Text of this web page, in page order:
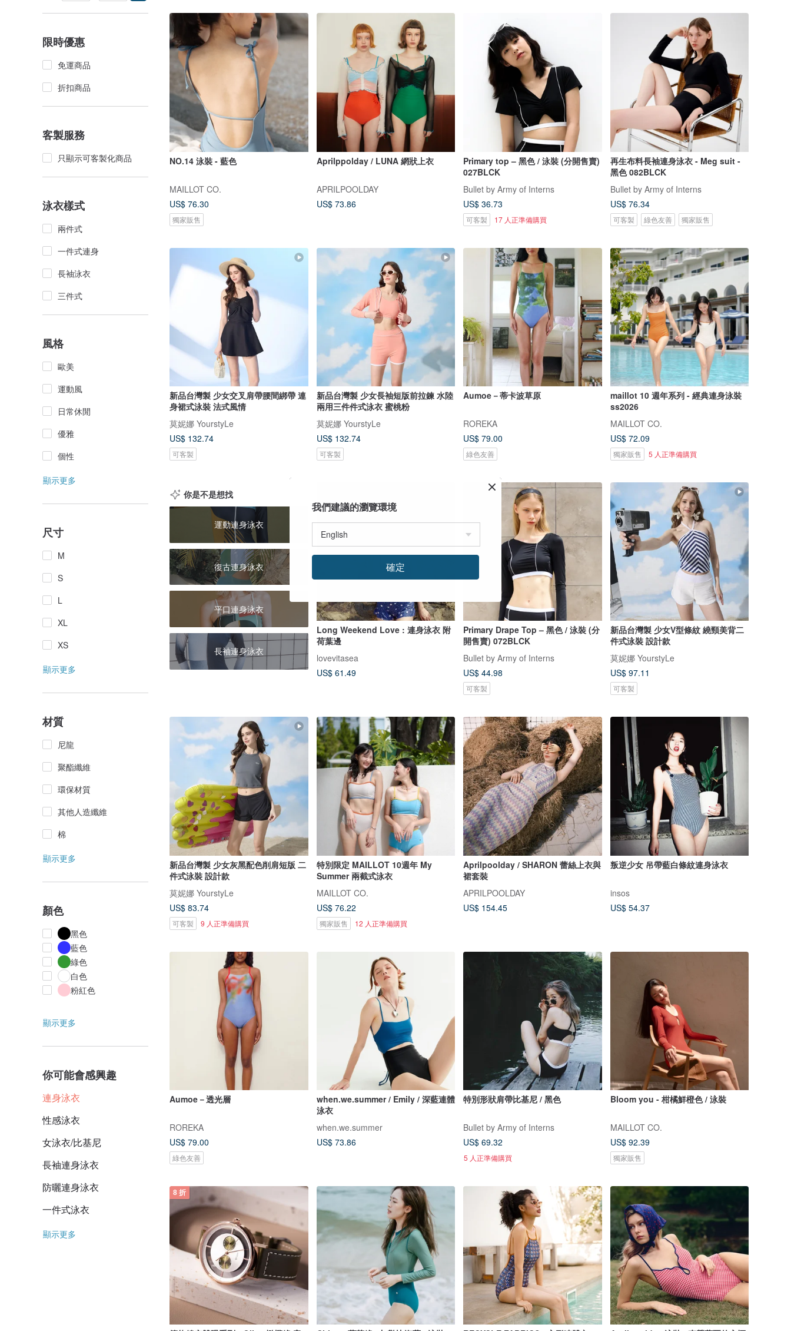
限時優惠
免運商品
折扣商品
客製服務
只顯示可客製化商品
泳衣樣式
兩件式
一件式連身
長袖泳衣
三件式
風格
歐美
運動風
日常休閒
優雅
個性
顯示更多
尺寸
M
S
L
XL
XS
顯示更多
材質
尼龍
聚酯纖維
環保材質
其他人造纖維
棉
顯示更多
顏色
黑色
藍色
綠色
白色
粉紅色
顯示更多
你可能會感興趣
連身泳衣
性感泳衣
女泳衣/比基尼
長袖連身泳衣
防曬連身泳衣
一件式泳衣
顯示更多
NO.14 泳裝 - 藍色
MAILLOT CO.
US$ 76.30
獨家販售
Aprilppolday / LUNA 網狀上衣
APRILPOOLDAY
US$ 73.86
Primary top – 黑色 / 泳裝 (分開售賣)
027BLCK
Bullet by Army of Interns
US$ 36.73
可客製 17 人正準備購買
再生布料長袖連身泳衣 - Meg suit -
黑色 082BLCK
Bullet by Army of Interns
US$ 76.34
可客製 綠色友善 獨家販售
新品台灣製 少女交叉肩帶腰間綁帶 連
身裙式泳裝 法式風情
莫妮娜 YourstyLe
US$ 132.74
可客製
新品台灣製 少女長袖短版前拉鍊 水陸
兩用三件件式泳衣 蜜桃粉
莫妮娜 YourstyLe
US$ 132.74
可客製
Aumoe－蒂卡波草原
ROREKA
US$ 79.00
綠色友善
maillot 10 週年系列 - 經典連身泳裝
ss2026
MAILLOT CO.
US$ 72.09
獨家販售 5 人正準備購買
你是不是想找
運動連身泳衣
復古連身泳衣
平口連身泳衣
長袖連身泳衣
Long Weekend Love : 連身泳衣 附
荷葉邊
lovevitasea
US$ 61.49
Primary Drape Top – 黑色 / 泳裝 (分
開售賣) 072BLCK
Bullet by Army of Interns
US$ 44.98
可客製
新品台灣製 少女V型條紋 繞頸美背二
件式泳裝 設計款
莫妮娜 YourstyLe
US$ 97.11
可客製
新品台灣製 少女灰黑配色削肩短版 二
件式泳裝 設計款
莫妮娜 YourstyLe
US$ 83.74
可客製 9 人正準備購買
特別限定 MAILLOT 10週年 My
Summer 兩截式泳衣
MAILLOT CO.
US$ 76.22
獨家販售 12 人正準備購買
Aprilpoolday / SHARON 蕾絲上衣與
裙套裝
APRILPOOLDAY
US$ 154.45
叛逆少女 吊帶藍白條紋連身泳衣
insos
US$ 54.37
Aumoe－透光層
ROREKA
US$ 79.00
綠色友善
when.we.summer / Emily / 深藍連體
泳衣
when.we.summer
US$ 73.86
特別形狀肩帶比基尼 / 黑色
Bullet by Army of Interns
US$ 69.32
5 人正準備購買
Bloom you - 柑橘鮮橙色 / 泳裝
MAILLOT CO.
US$ 92.39
獨家販售
8 折
我們建議的瀏覽環境
確定